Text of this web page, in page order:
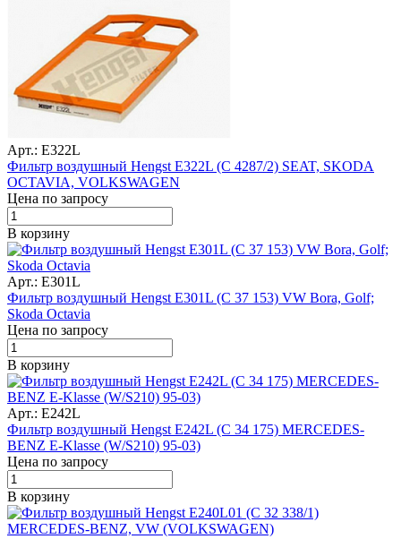
Арт.: E322L
Фильтр воздушный Hengst E322L (C 4287/2) SEAT, SKODA
OCTAVIA, VOLKSWAGEN
Цена по запросу
В корзину
Арт.: E301L
Фильтр воздушный Hengst E301L (C 37 153) VW Bora, Golf;
Skoda Octavia
Цена по запросу
В корзину
Арт.: E242L
Фильтр воздушный Hengst E242L (C 34 175) MERCEDES-
BENZ E-Klasse (W/S210) 95-03)
Цена по запросу
В корзину